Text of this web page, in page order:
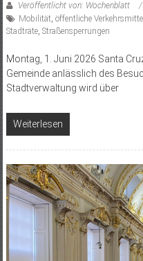
Veröffentlicht von: Wochenblatt
Mobilität, öffentliche Verkehrsmittel
Stadträte, Straßensperrungen
Montag, 1. Juni 2026 Santa
Gemeinde anlässlich des
Stadtverwaltung wird über
Weiterlesen